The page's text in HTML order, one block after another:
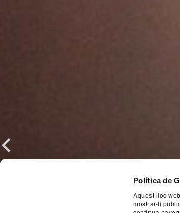
Política de
Aquest lloc
mostrar-li